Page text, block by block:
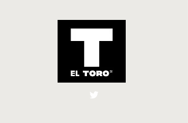
El Toro España